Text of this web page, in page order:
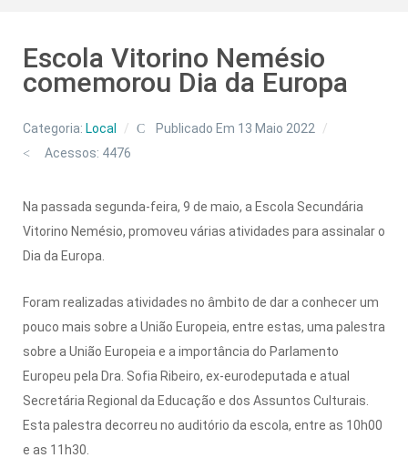
Escola Vitorino Nemésio
comemorou Dia da Europa
Categoria: Local
Publicado Em 13 Maio 2022
Acessos: 4476
Na passada segunda-feira, 9 de maio, a Escola Secundária
Vitorino Nemésio, promoveu várias atividades para assinalar o
Dia da Europa.
Foram realizadas atividades no âmbito de dar a conhecer um
pouco mais sobre a União Europeia, entre estas, uma palestra
sobre a União Europeia e a importância do Parlamento
Europeu pela Dra. Sofia Ribeiro, ex-eurodeputada e atual
Secretária Regional da Educação e dos Assuntos Culturais.
Esta palestra decorreu no auditório da escola, entre as 10h00
e as 11h30.